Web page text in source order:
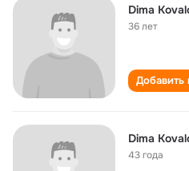
Dima
36 лет
Добавить
Dima
43 года